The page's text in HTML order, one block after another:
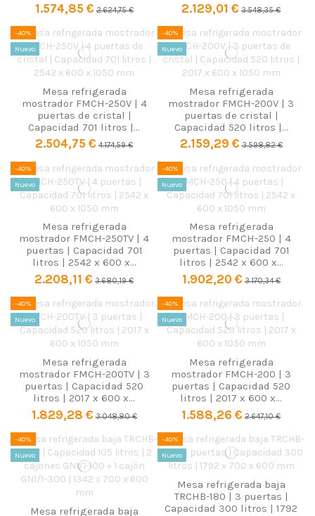
1.574,85 € 2.624,75 € 2.129,01 € 3.548,35 €
-40%
Nuevo
Mesa refrigerada
mostrador FMCH-250V | 4
puertas de cristal |
Capacidad 701 litros |...
2.504,75 € 4.174,59 €
-40%
Nuevo
Mesa refrigerada
mostrador FMCH-200V | 3
puertas de cristal |
Capacidad 520 litros |...
2.159,29 € 3.598,82 €
-40%
Nuevo
Mesa refrigerada
mostrador FMCH-250TV | 4
puertas | Capacidad 701
litros | 2542 x 600 x...
2.208,11 € 3.680,19 €
-40%
Nuevo
Mesa refrigerada
mostrador FMCH-250 | 4
puertas | Capacidad 701
litros | 2542 x 600 x...
1.902,20 € 3.170,34 €
-40%
Nuevo
Mesa refrigerada
mostrador FMCH-200TV | 3
puertas | Capacidad 520
litros | 2017 x 600 x...
1.829,28 € 3.048,80 €
-40%
Nuevo
Mesa refrigerada
mostrador FMCH-200 | 3
puertas | Capacidad 520
litros | 2017 x 600 x...
1.588,26 € 2.647,10 €
-40%
Nuevo
Mesa refrigerada baja
-40%
Nuevo
Mesa refrigerada baja
TRCHB-180 | 3 puertas |
Capacidad 300 litros | 1792